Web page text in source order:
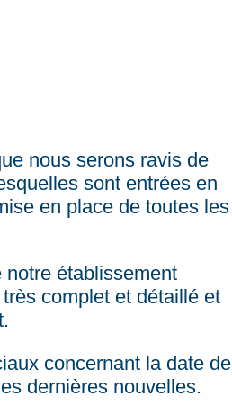
nous serons ravis de
sont entrées en
en place de toutes les
établissement
complet et détaillé et
concernant la date de
dernières nouvelles.